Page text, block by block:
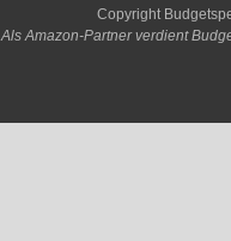
Copyright
Als Amazon-Partner verdient